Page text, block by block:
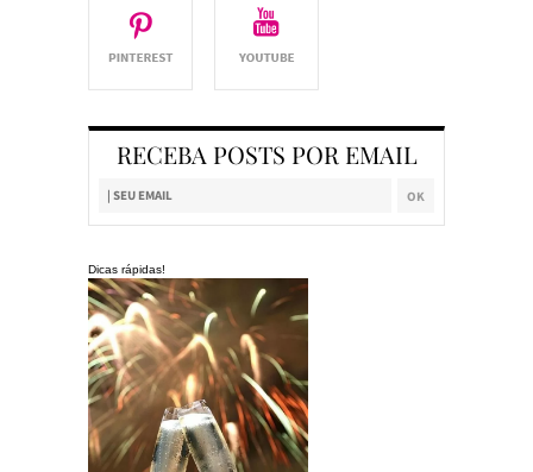
RECEBA POSTS POR EMAIL
Dicas rápidas!